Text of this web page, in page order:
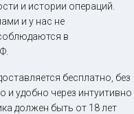
и истории операций.
и у нас не
в
бесплатно, без
и удобно через интуитивно
должен быть от 18 лет